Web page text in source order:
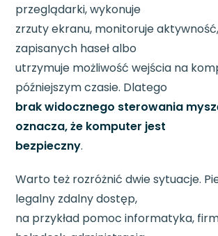
przeglądarki, wykonuje
zrzuty ekranu, monitoruje
zapisanych haseł albo
utrzymuje możliwość wejścia na
późniejszym czasie. Dlatego
brak widocznego sterowania
oznacza, że komputer jest
bezpieczny.
Warto też rozróżnić dwie sytuacje.
legalny zdalny dostęp,
na przykład pomoc informatyka,